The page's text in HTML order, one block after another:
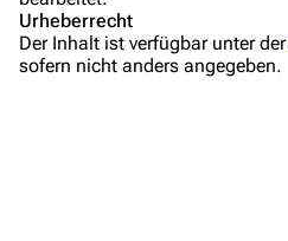
Hilfe
Urheberrecht
Der Inhalt ist verfügbar unter der
sofern nicht anders angegeben.